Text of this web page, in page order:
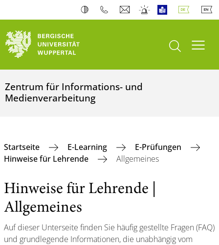
Suche öffnen
Zentrum für Informations- und
Medienverarbeitung
Startseite E-Learning
E-Prüfungen
Hinweise für Lehrende
Allgemeines
Hinweise für Lehrende |
Allgemeines
Auf dieser Unterseite finden Sie häufig gestellte Fragen (FAQ)
und grundlegende Informationen, die unabhängig vom